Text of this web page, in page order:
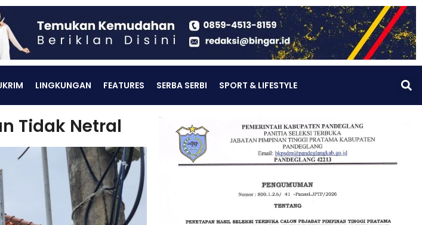
LINGKUNGAN FEATURES SERBA SERBI SPORT & LIFESTYLE
Tidak Netral